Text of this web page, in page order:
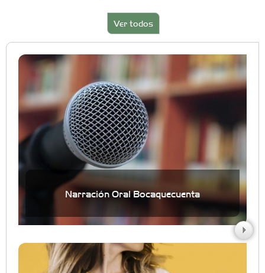
Ver todos
Narración Oral Bocaquecuenta